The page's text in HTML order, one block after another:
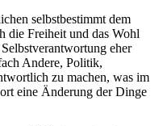
selbstbestimmt dem
die Freiheit und das Wohl
eher
Andere, Politik,
zu machen, was im
eine Änderung der Dinge